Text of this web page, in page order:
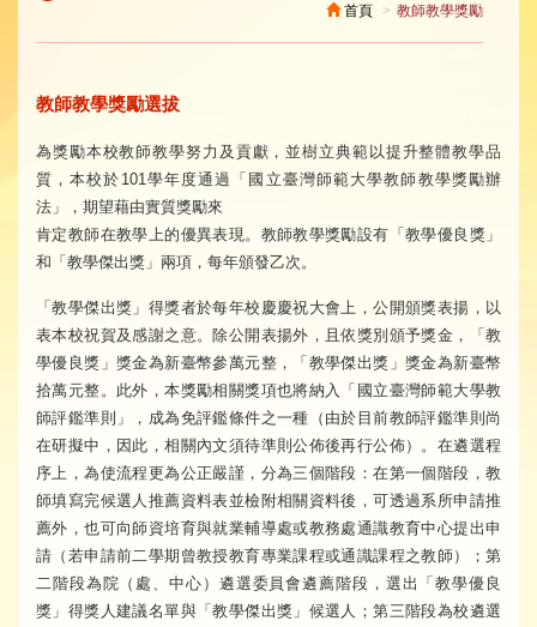
首頁 教師教學獎勵
教師教學獎勵選拔
為獎勵本校教師教學努力及貢獻，並樹立典範以提升整體教學品
質，本校於101學年度通過「國立臺灣師範大學教師教學獎勵辦
法」，期望藉由實質獎勵來
肯定教師在教學上的優異表現。教師教學獎勵設有「教學優良獎」
和「教學傑出獎」兩項，每年頒發乙次。
「教學傑出獎」得獎者於每年校慶慶祝大會上，公開頒獎表揚，以
表本校祝賀及感謝之意。除公開表揚外，且依獎別頒予獎金，「教
學優良獎」獎金為新臺幣參萬元整，「教學傑出獎」獎金為新臺幣
拾萬元整。此外，本獎勵相關獎項也將納入「國立臺灣師範大學教
師評鑑準則」，成為免評鑑條件之一種（由於目前教師評鑑準則尚
在研擬中，因此，相關內文須待準則公佈後再行公佈）。在遴選程
序上，為使流程更為公正嚴謹，分為三個階段：在第一個階段，教
師填寫完候選人推薦資料表並檢附相關資料後，可透過系所申請推
薦外，也可向師資培育與就業輔導處或教務處通識教育中心提出申
請（若申請前二學期曾教授教育專業課程或通識課程之教師）；第
二階段為院（處、中心）遴選委員會遴薦階段，選出「教學優良
獎」得獎人建議名單與「教學傑出獎」候選人；第三階段為校遴選